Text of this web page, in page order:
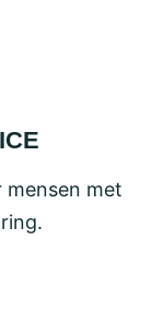
mensen met